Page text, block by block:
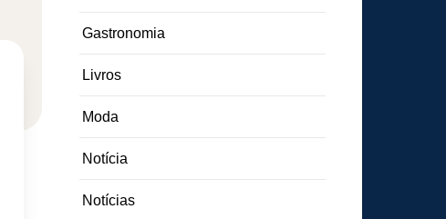
Gastronomia
Livros
Moda
Notícia
Notícias